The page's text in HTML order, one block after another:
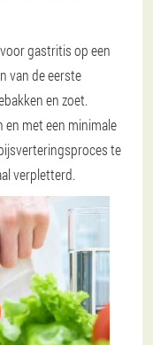
gastritis op een
van de eerste
en zoet.
en met een minimale
te
verpletterd.